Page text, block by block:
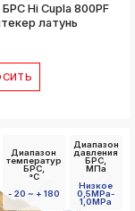
Hi Cupla 800PF
латунь
Диапазон
температур
БРС,
°C
- 20 ~ + 180
Диапазон
давления
БРС,
МПа
Низкое
0,5MPa-
1,0MPa